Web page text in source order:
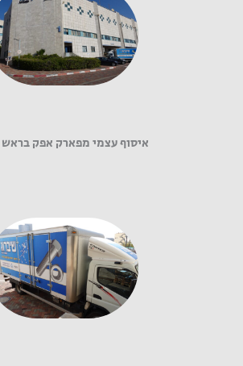
איסוף עצמי מפארק אפק בראש